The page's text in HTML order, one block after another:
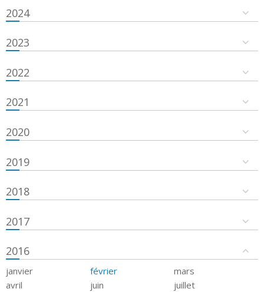
2024
2023
2022
2021
2020
2019
2018
2017
2016
janvier février
mars
avril
juin
juillet